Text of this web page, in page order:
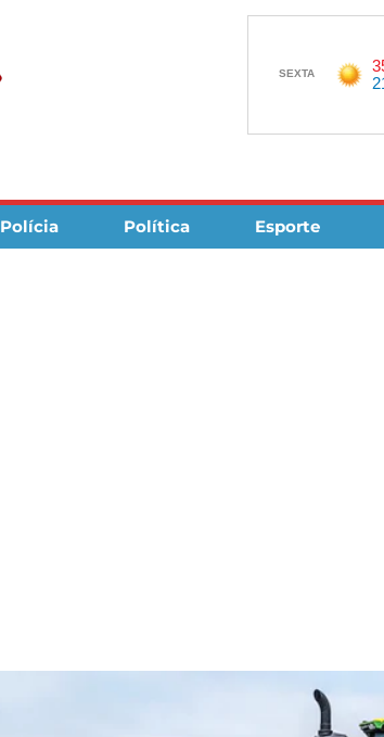
Polícia Política Esporte